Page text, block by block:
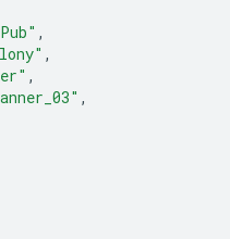
,
,
,
,